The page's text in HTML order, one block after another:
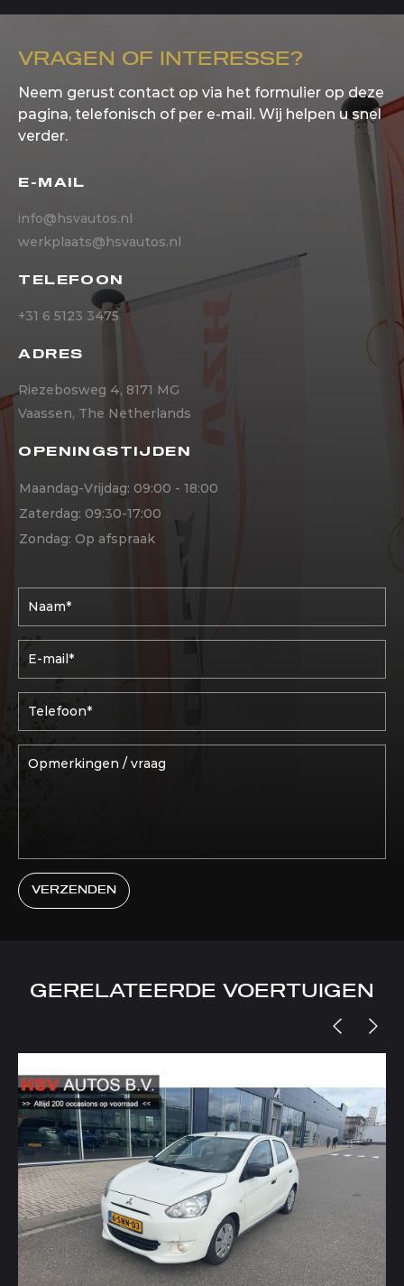
VRAGEN OF INTERESSE?
Neem gerust contact op via het formulier op deze
pagina, telefonisch of per e-mail. Wij helpen u snel
verder.
E-MAIL
info@hsvautos.nl
werkplaats@hsvautos.nl
TELEFOON
+31 6 5123 3475
ADRES
Riezebosweg 4, 8171 MG
Vaassen, The Netherlands
OPENINGSTIJDEN
Maandag-Vrijdag: 09:00 - 18:00
Zaterdag: 09:30-17:00
Zondag: Op afspraak
VERZENDEN
GERELATEERDE VOERTUIGEN